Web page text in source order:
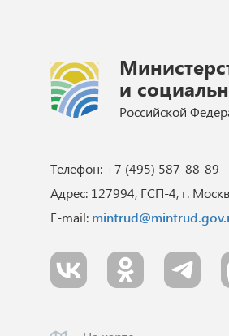
и
Российской
Телефон: +7 (495) 587-88-89
Адрес: 127994, ГСП-4, г.
E-mail: